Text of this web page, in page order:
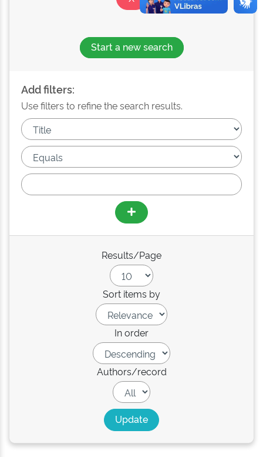
Start a new search
Add filters:
Use filters to refine the search results.
Results/Page
Sort items by
In order
Authors/record